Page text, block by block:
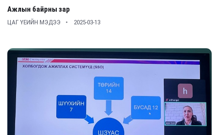
Ажлын байрны зар
ЦАГ ҮЕИЙН МЭДЭЭ 2025-03-13